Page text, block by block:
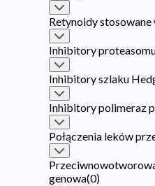
Retynoidy stosowane
Inhibitory
Inhibitory szlaku
Inhibitory polimeraz
Połączenia leków
genowa(0)